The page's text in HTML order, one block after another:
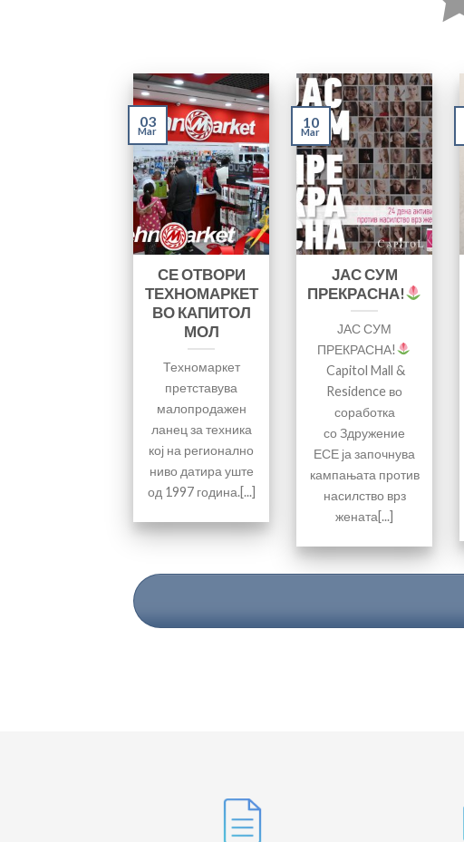
СЕ ОТВОРИ
ТЕХНОМАРКЕТ
ВО КАПИТОЛ
МОЛ
Техномаркет
претставува
малопродажен
ланец за техника
кој на регионално
ниво датира уште
од 1997 година.[...]
03
Mar
ЈАС СУМ
ПРЕКРАСНА!
ЈАС СУМ
ПРЕКРАСНА!
Capitol Mall &
Residence во
соработка
со Здружение
ЕСЕ ја започнува
кампањата против
насилство врз
жената[...]
10
Mar